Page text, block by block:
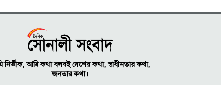
নির্ভীক, আমি কথা বলবই দেশের কথা, স্বাধীনতার কথা,
জনতার কথা।